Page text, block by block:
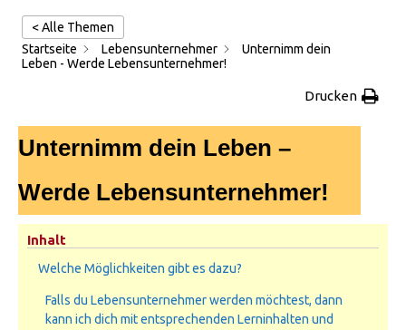
< Alle Themen
Startseite
Lebensunternehmer
Unternimm dein
Leben - Werde Lebensunternehmer!
Drucken
Unternimm dein Leben –
Werde Lebensunternehmer!
Inhalt
Welche Möglichkeiten gibt es dazu?
Falls du Lebensunternehmer werden möchtest, dann
kann ich dich mit entsprechenden Lerninhalten und